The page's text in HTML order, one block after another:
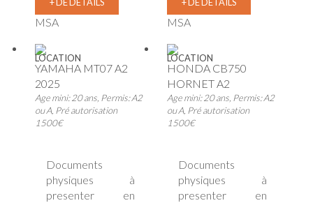
MSA MSA
LOCATION
YAMAHA MT07 A2
2025
Age mini: 20 ans, Permis: A2
ou A, Pré autorisation
1500€
Documents
physiques à
presenter en
LOCATION
HONDA CB750
HORNET A2
Age mini: 20 ans, Permis: A2
ou A, Pré autorisation
1500€
Documents
physiques à
presenter en